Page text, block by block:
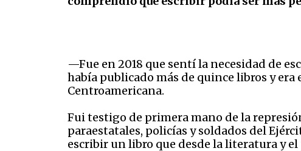
—Fue en 2018 que sentí la necesidad de
había publicado más de quince libros y
Centroamericana.
Fui testigo de primera mano de la
paraestatales, policías y soldados del
escribir un libro que desde la literatura y